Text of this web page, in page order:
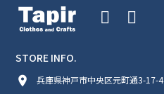
STORE INFO.
room
兵庫県神戸市中央区元町通3-17-4